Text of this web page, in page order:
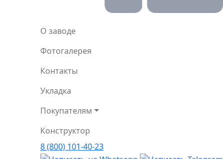
О заводе
Фотогалерея
Контакты
Укладка
Покупателям
Конструктор
8 (800) 101-40-23